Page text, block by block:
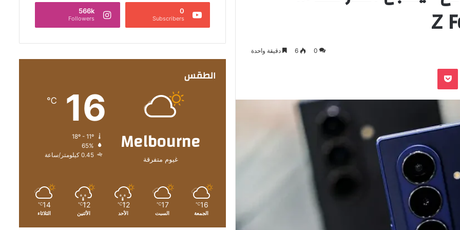
0
6 دقيقة واحدة
‫Pocket
0
Subscribers
566k
Followers
الطقس
Melbourne
غيوم متفرقة
16
℃
65%
0.45 كيلومتر/ساعة
16
℃
الجمعة
17
℃
السبت
12
℃
الأحد
12
℃
الأثنين
14
℃
الثلاثاء